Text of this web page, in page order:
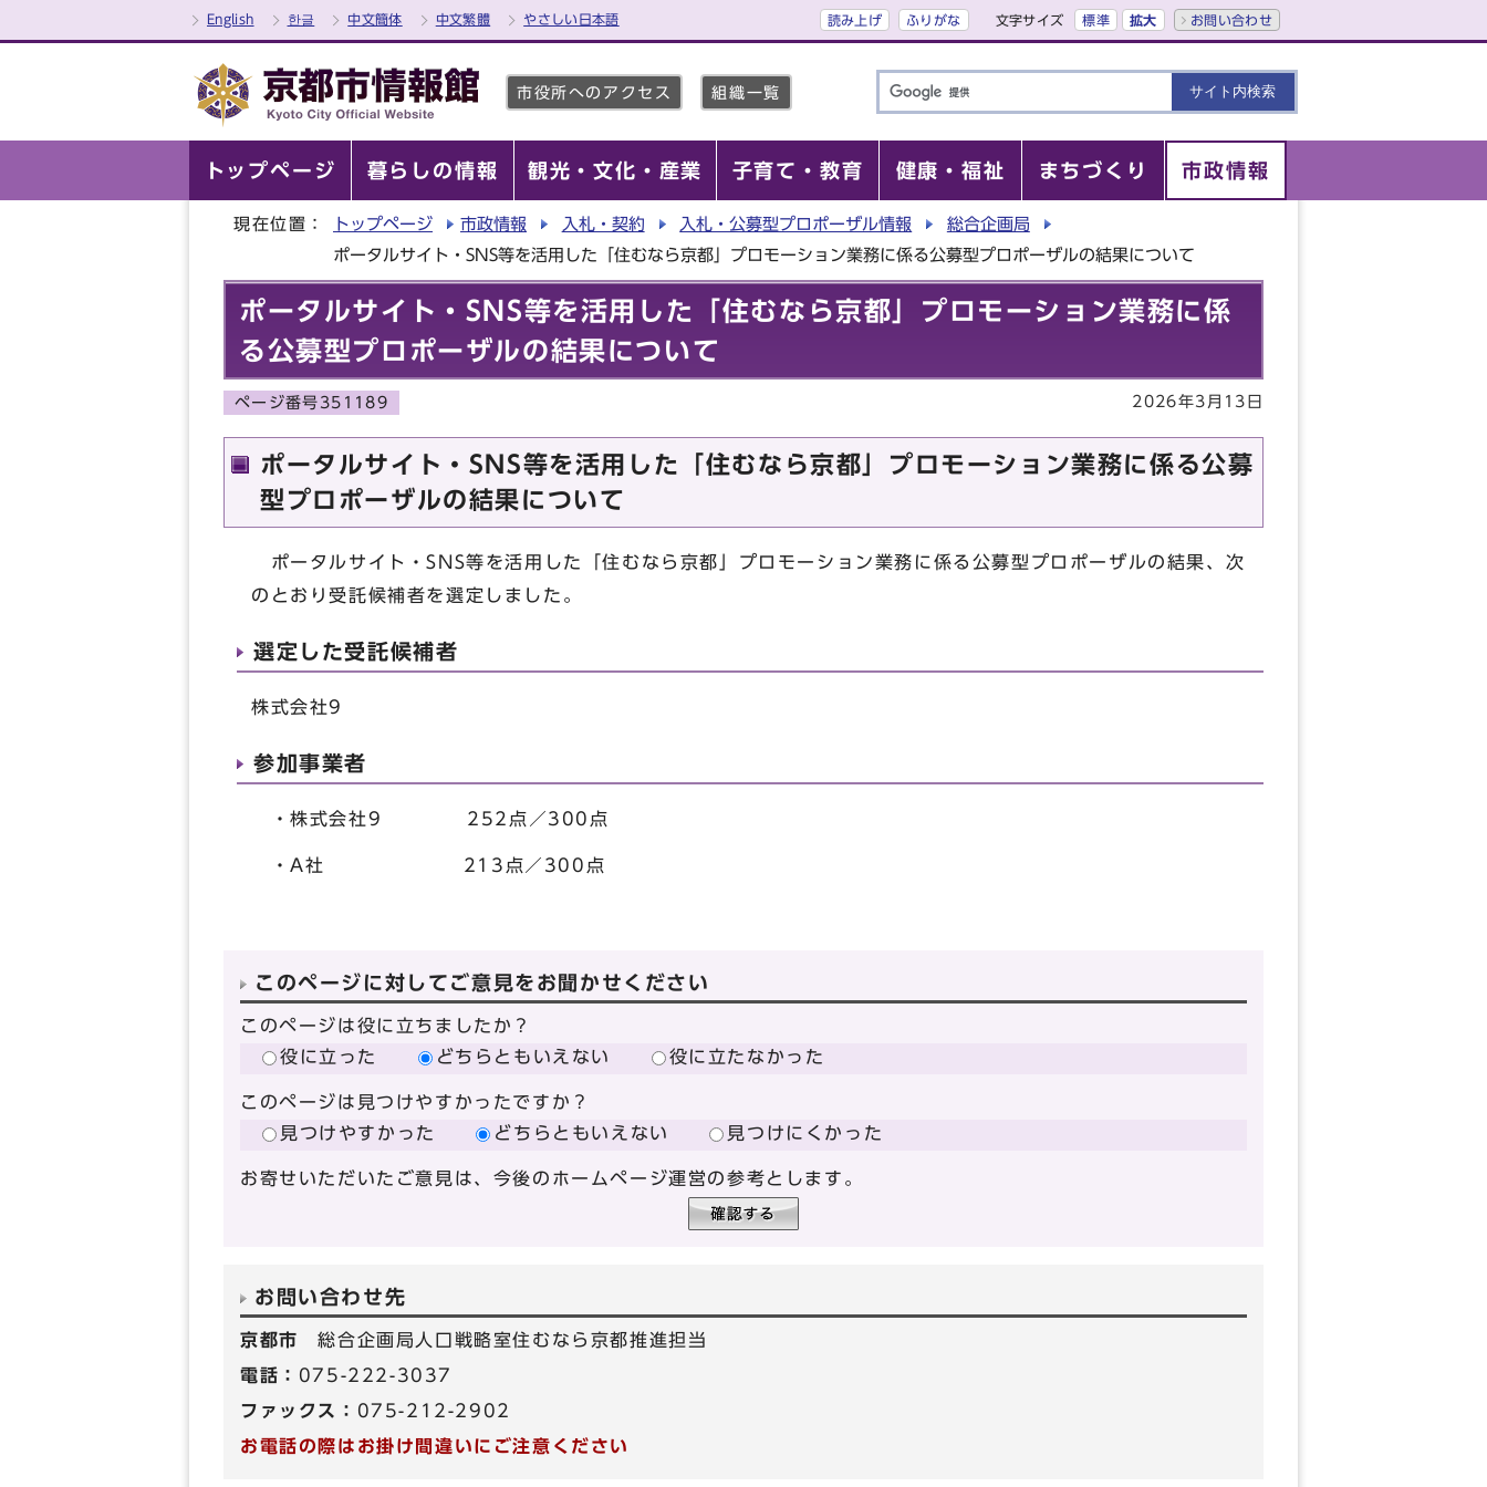
English 한글 中文簡体 中文繁體 やさしい日本語 読み上げ ふりがな 文字サイズ 標準 拡大 お問い合わせ
市役所へのアクセス 組織一覧
トップページ 暮らしの情報 観光・文化・産業 子育て・教育 健康・福祉 まちづくり 市政情報
現在位置： トップページ 市政情報 入札・契約 入札・公募型プロポーザル情報
総合企画局
ポータルサイト・SNS等を活用した「住むなら京都」プロモーション業務に係る公募型プロポーザルの結果について
ポータルサイト・SNS等を活用した「住むなら京都」プロモーション業務に係
る公募型プロポーザルの結果について
ページ番号351189 2026年3月13日
ポータルサイト・SNS等を活用した「住むなら京都」プロモーション業務に係る公募
型プロポーザルの結果について
ポータルサイト・SNS等を活用した「住むなら京都」プロモーション業務に係る公募型プロポーザルの結果、次
のとおり受託候補者を選定しました。
選定した受託候補者
株式会社9
参加事業者
・株式会社9 252点／300点
・A社 213点／300点
このページに対してご意見をお聞かせください
このページは役に立ちましたか？
役に立った
どちらともいえない 役に立たなかった
このページは見つけやすかったですか？
見つけやすかった
どちらともいえない 見つけにくかった
お寄せいただいたご意見は、今後のホームページ運営の参考とします。
お問い合わせ先
京都市総合企画局人口戦略室住むなら京都推進担当
電話： 075-222-3037
ファックス： 075-212-2902
お電話の際はお掛け間違いにご注意ください